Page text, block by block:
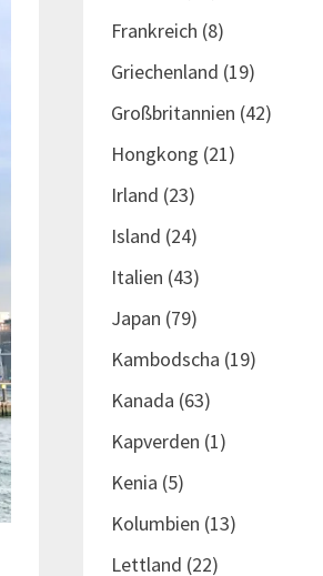
Frankreich (8)
Griechenland (19)
Großbritannien (42)
Hongkong (21)
Irland (23)
Island (24)
Italien (43)
Japan (79)
Kambodscha (19)
Kanada (63)
Kapverden (1)
Kenia (5)
Kolumbien (13)
Lettland (22)